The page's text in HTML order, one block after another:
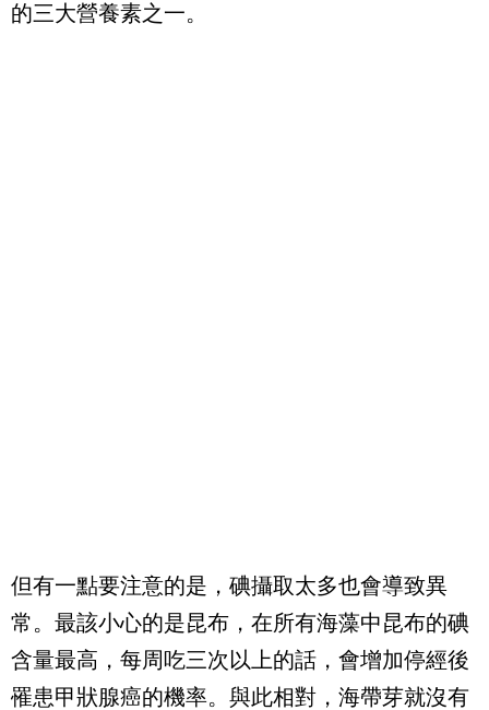
的三大營養素之一。
但有一點要注意的是，碘攝取太多也會導致異
常。最該小心的是昆布，在所有海藻中昆布的碘
含量最高，每周吃三次以上的話，會增加停經後
罹患甲狀腺癌的機率。與此相對，海帶芽就沒有